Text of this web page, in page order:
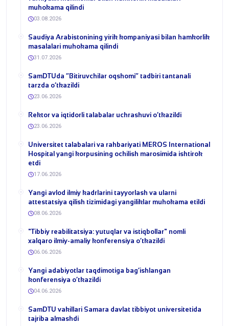
muhokama qilindi
03.08.2026
​Saudiya Arabistonining yirik kompaniyasi bilan hamkorlik
masalalari muhokama qilindi
31.07.2026
​SamDTUda “Bitiruvchilar oqshomi” tadbiri tantanali
tarzda o‘tkazildi
23.06.2026
​Rektor va iqtidorli talabalar uchrashuvi o‘tkazildi
23.06.2026
Universitet talabalari va rahbariyati MEROS International
Hospital yangi korpusining ochilish marosimida ishtirok
etdi
17.06.2026
Yangi avlod ilmiy kadrlarini tayyorlash va ularni
attestatsiya qilish tizimidagi yangiliklar muhokama etildi
08.06.2026
​"Tibbiy reabilitatsiya: yutuqlar va istiqbollar" nomli
xalqaro ilmiy-amaliy konferensiya o‘tkazildi
06.06.2026
​Yangi adabiyotlar taqdimotiga bag‘ishlangan
konferensiya o‘tkazildi
04.06.2026
SamDTU vakillari Samara davlat tibbiyot universitetida
tajriba almashdi